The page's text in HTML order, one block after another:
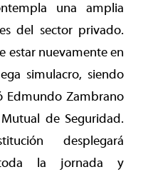
una amplia
del sector privado.
estar nuevamente en
simulacro, siendo
Edmundo Zambrano
de Seguridad.
desplegará
toda la jornada y